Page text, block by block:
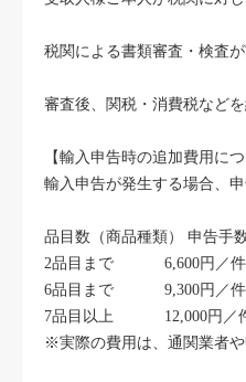
税関による書類審査・検査が
審査後、関税・消費税など
【輸入申告時の追加費用につ
輸入申告が発生する場合、
品目数（商品種類）
申告手
2品目まで
6,600円
6品目まで
9,300円
7品目以上
12,000円
※実際の費用は、通関業者